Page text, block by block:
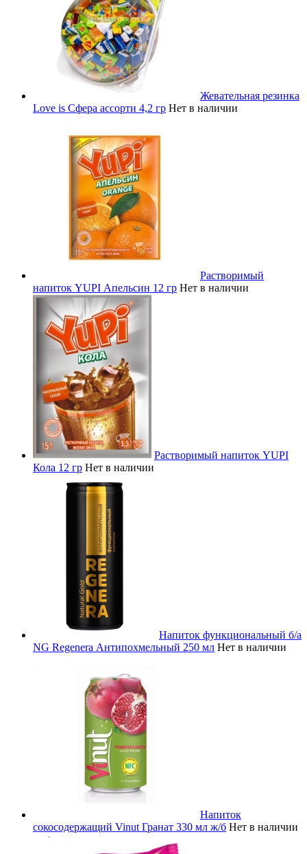
Жевательная резинка
Love is Сфера ассорти 4,2 гр Нет в наличии
Растворимый
напиток YUPI Апельсин 12 гр Нет в наличии
Растворимый напиток YUPI
Кола 12 гр Нет в наличии
Напиток функциональный б/а
NG Regenera Антипохмельный 250 мл Нет в наличии
Напиток
сокосодержащий Vinut Гранат 330 мл ж/б Нет в наличии